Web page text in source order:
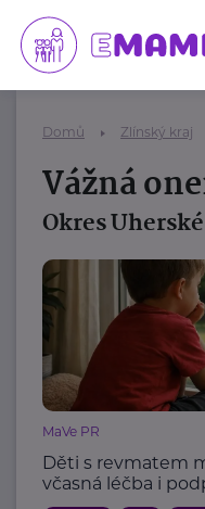
Domů Zlínský kraj
Vážná
Okres
MaVe PR
Děti s revmatem
včasná léčba i